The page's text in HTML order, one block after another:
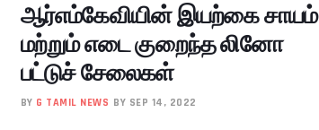
ஆர்எம்கேவியின் இயற்கை சாயம்
மற்றும் எடை குறைந்த லினோ
பட்டுச் சேலைகள்
BY G TAMIL NEWS BY SEP 14, 2022